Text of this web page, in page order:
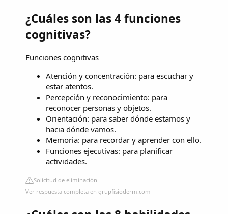
¿Cuáles son las 4 funciones
cognitivas?
Funciones cognitivas
Atención y concentración: para escuchar y
estar atentos.
Percepción y reconocimiento: para
reconocer personas y objetos.
Orientación: para saber dónde estamos y
hacia dónde vamos.
Memoria: para recordar y aprender con ello.
Funciones ejecutivas: para planificar
actividades.
Solicitud de eliminación
Ver respuesta completa en grupfisioderm.com